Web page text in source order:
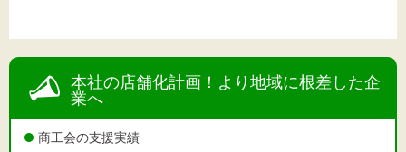
本社の店舗化計画！より地域に根差した企
業へ
商工会の支援実績